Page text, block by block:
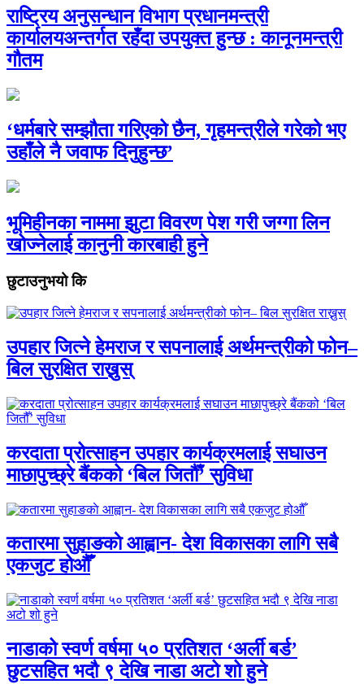
राष्ट्रिय अनुसन्धान विभाग प्रधानमन्त्री
कार्यालयअन्तर्गत रहँदा उपयुक्त हुन्छ : कानूनमन्त्री
गौतम
‘धर्मबारे सम्झौता गरिएको छैन, गृहमन्त्रीले गरेको भए
उहाँले नै जवाफ दिनुहुन्छ’
भूमिहीनका नाममा झुटा विवरण पेश गरी जग्गा लिन
खोज्नेलाई कानुनी कारबाही हुने
छुटाउनुभयो कि
उपहार जित्ने हेमराज र सपनालाई अर्थमन्त्रीको फोन–
बिल सुरक्षित राख्नुस्
करदाता प्रोत्साहन उपहार कार्यक्रमलाई सघाउन
माछापुच्छ्रे बैंकको ‘बिल जितौँ’ सुविधा
कतारमा सुहाङकाे आह्वान- देश विकासका लागि सबै
एकजुट होऔँ
नाडाको स्वर्ण वर्षमा ५० प्रतिशत ‘अर्ली बर्ड’
छुटसहित भदौ ९ देखि नाडा अटो शो हुने